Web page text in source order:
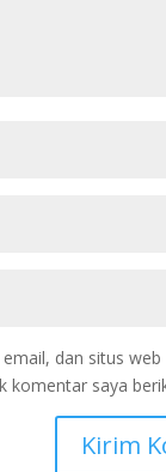
dan situs web
komentar saya